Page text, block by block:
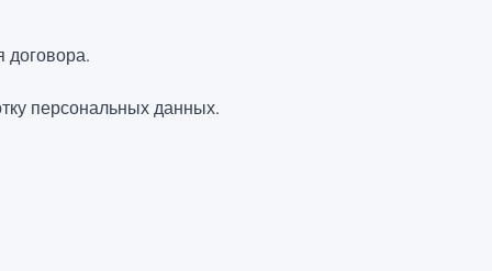
договора.
персональных данных.